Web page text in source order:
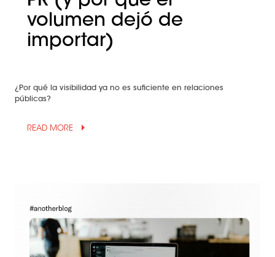
volumen dejó de
importar)
¿Por qué la visibilidad ya no es suficiente en relaciones
públicas?
READ MORE arrow_drop_up